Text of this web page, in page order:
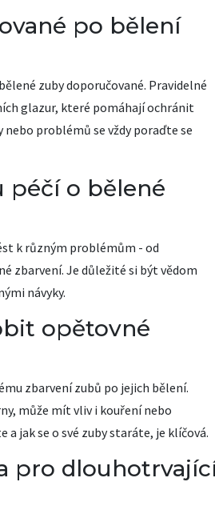
po bělení
zuby doporučované. Pravidelné
glazur, které pomáhají ochránit
problémů se vždy poraďte se
péčí o bělené
k různým problémům - od
zbarvení. Je důležité si být vědom
návyky.
opětovné
zbarvení zubů po jejich bělení.
může mít vliv i kouření nebo
jak se o své zuby staráte, je klíčová.
pro